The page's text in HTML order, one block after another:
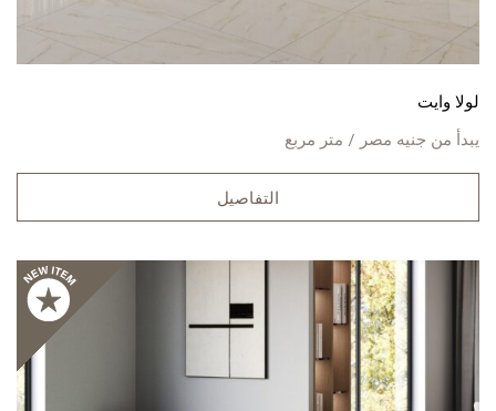
لولا وايت
يبدأ من جنيه مصر / متر مربع
التفاصيل